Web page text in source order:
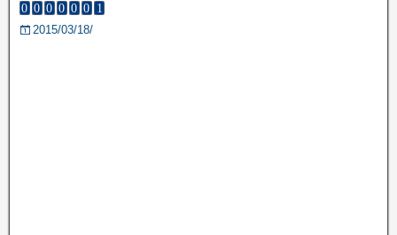
2015/03/18/